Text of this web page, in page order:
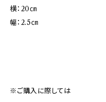
横：20㎝
幅：2.5㎝
※ご購入に際しては